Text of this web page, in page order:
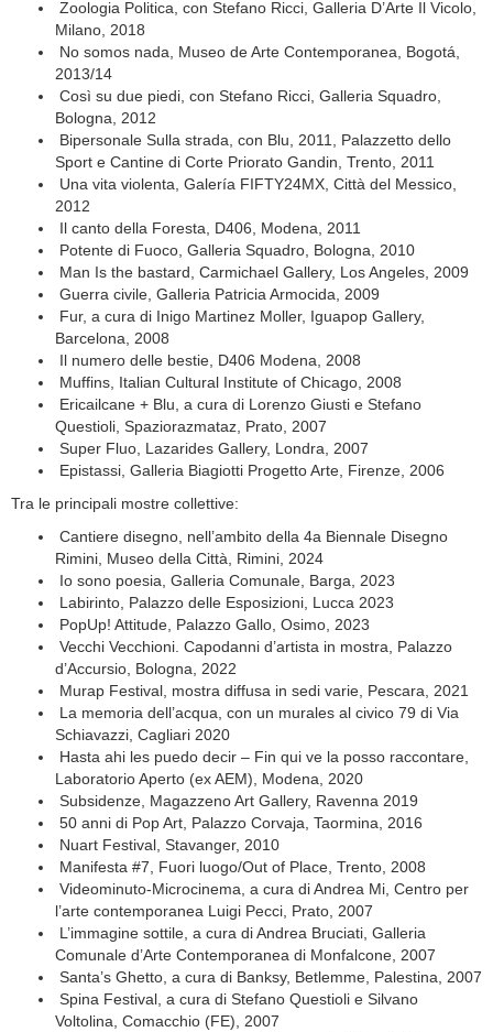
Zoologia Politica, con Stefano Ricci, Galleria D’Arte Il Vicolo,
Milano, 2018
No somos nada, Museo de Arte Contemporanea, Bogotá,
2013/14
Così su due piedi, con Stefano Ricci, Galleria Squadro,
Bologna, 2012
Bipersonale Sulla strada, con Blu, 2011, Palazzetto dello
Sport e Cantine di Corte Priorato Gandin, Trento, 2011
Una vita violenta, Galería FIFTY24MX, Città del Messico,
2012
Il canto della Foresta, D406, Modena, 2011
Potente di Fuoco, Galleria Squadro, Bologna, 2010
Man Is the bastard, Carmichael Gallery, Los Angeles, 2009
Guerra civile, Galleria Patricia Armocida, 2009
Fur, a cura di Inigo Martinez Moller, Iguapop Gallery,
Barcelona, 2008
Il numero delle bestie, D406 Modena, 2008
Muffins, Italian Cultural Institute of Chicago, 2008
Ericailcane + Blu, a cura di Lorenzo Giusti e Stefano
Questioli, Spaziorazmataz, Prato, 2007
Super Fluo, Lazarides Gallery, Londra, 2007
Epistassi, Galleria Biagiotti Progetto Arte, Firenze, 2006
Tra le principali mostre collettive:
Cantiere disegno, nell’ambito della 4a Biennale Disegno
Rimini, Museo della Città, Rimini, 2024
Io sono poesia, Galleria Comunale, Barga, 2023
Labirinto, Palazzo delle Esposizioni, Lucca 2023
PopUp! Attitude, Palazzo Gallo, Osimo, 2023
Vecchi Vecchioni. Capodanni d’artista in mostra, Palazzo
d’Accursio, Bologna, 2022
Murap Festival, mostra diffusa in sedi varie, Pescara, 2021
La memoria dell’acqua, con un murales al civico 79 di Via
Schiavazzi, Cagliari 2020
Hasta ahi les puedo decir – Fin qui ve la posso raccontare,
Laboratorio Aperto (ex AEM), Modena, 2020
Subsidenze, Magazzeno Art Gallery, Ravenna 2019
50 anni di Pop Art, Palazzo Corvaja, Taormina, 2016
Nuart Festival, Stavanger, 2010
Manifesta #7, Fuori luogo/Out of Place, Trento, 2008
Videominuto-Microcinema, a cura di Andrea Mi, Centro per
l’arte contemporanea Luigi Pecci, Prato, 2007
L’immagine sottile, a cura di Andrea Bruciati, Galleria
Comunale d’Arte Contemporanea di Monfalcone, 2007
Santa’s Ghetto, a cura di Banksy, Betlemme, Palestina, 2007
Spina Festival, a cura di Stefano Questioli e Silvano
Voltolina, Comacchio (FE), 2007